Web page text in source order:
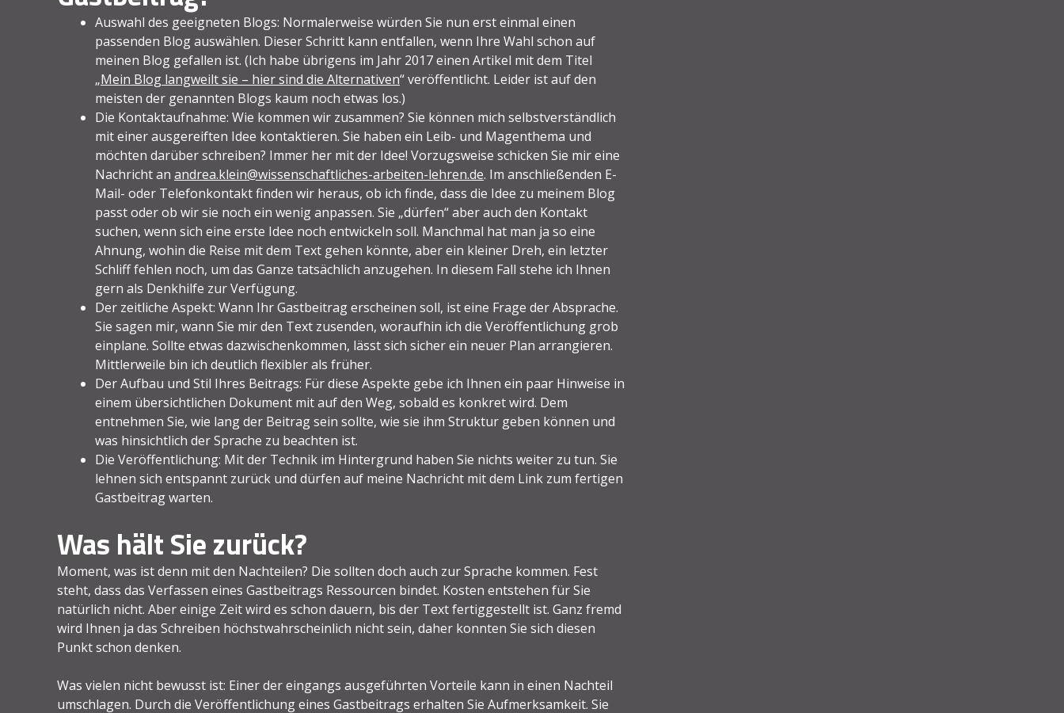
Auswahl des geeigneten Blogs: Normalerweise würden Sie nun erst einmal einen
passenden Blog auswählen. Dieser Schritt kann entfallen, wenn Ihre Wahl schon auf
meinen Blog gefallen ist. (Ich habe übrigens im Jahr 2017 einen Artikel mit dem Titel
„Mein Blog langweilt sie – hier sind die Alternativen“ veröffentlicht. Leider ist auf den
meisten der genannten Blogs kaum noch etwas los.)
Die Kontaktaufnahme: Wie kommen wir zusammen? Sie können mich selbstverständlich
mit einer ausgereiften Idee kontaktieren. Sie haben ein Leib- und Magenthema und
möchten darüber schreiben? Immer her mit der Idee! Vorzugsweise schicken Sie mir eine
Nachricht an andrea.klein@wissenschaftliches-arbeiten-lehren.de. Im anschließenden E-
Mail- oder Telefonkontakt finden wir heraus, ob ich finde, dass die Idee zu meinem Blog
passt oder ob wir sie noch ein wenig anpassen. Sie „dürfen“ aber auch den Kontakt
suchen, wenn sich eine erste Idee noch entwickeln soll. Manchmal hat man ja so eine
Ahnung, wohin die Reise mit dem Text gehen könnte, aber ein kleiner Dreh, ein letzter
Schliff fehlen noch, um das Ganze tatsächlich anzugehen. In diesem Fall stehe ich Ihnen
gern als Denkhilfe zur Verfügung.
Der zeitliche Aspekt: Wann Ihr Gastbeitrag erscheinen soll, ist eine Frage der Absprache.
Sie sagen mir, wann Sie mir den Text zusenden, woraufhin ich die Veröffentlichung grob
einplane. Sollte etwas dazwischenkommen, lässt sich sicher ein neuer Plan arrangieren.
Mittlerweile bin ich deutlich flexibler als früher.
Der Aufbau und Stil Ihres Beitrags: Für diese Aspekte gebe ich Ihnen ein paar Hinweise in
einem übersichtlichen Dokument mit auf den Weg, sobald es konkret wird. Dem
entnehmen Sie, wie lang der Beitrag sein sollte, wie sie ihm Struktur geben können und
was hinsichtlich der Sprache zu beachten ist.
Die Veröffentlichung: Mit der Technik im Hintergrund haben Sie nichts weiter zu tun. Sie
lehnen sich entspannt zurück und dürfen auf meine Nachricht mit dem Link zum fertigen
Gastbeitrag warten.
Was hält Sie zurück?
Moment, was ist denn mit den Nachteilen? Die sollten doch auch zur Sprache kommen. Fest
steht, dass das Verfassen eines Gastbeitrags Ressourcen bindet. Kosten entstehen für Sie
natürlich nicht. Aber einige Zeit wird es schon dauern, bis der Text fertiggestellt ist. Ganz fremd
wird Ihnen ja das Schreiben höchstwahrscheinlich nicht sein, daher konnten Sie sich diesen
Punkt schon denken.
Was vielen nicht bewusst ist: Einer der eingangs ausgeführten Vorteile kann in einen Nachteil
umschlagen. Durch die Veröffentlichung eines Gastbeitrags erhalten Sie Aufmerksamkeit. Sie